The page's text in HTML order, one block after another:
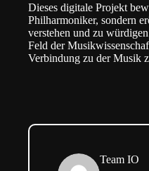
Dieses digitale Projekt
Philharmoniker, sondern
verstehen und zu
Feld der
Verbindung zu der Musik
Team IO